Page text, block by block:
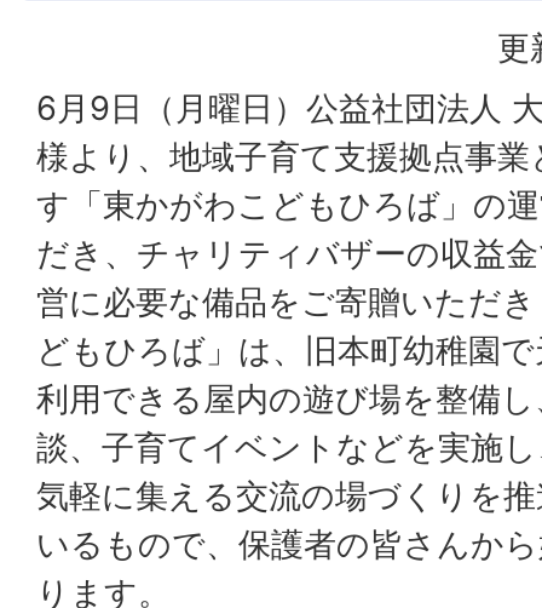
更
6月9日（月曜日）公益社団法人
様より、地域子育て支援拠点事
す「東かがわこどもひろば」の
だき、チャリティバザーの収益
営に必要な備品をご寄贈いただ
どもひろば」は、旧本町幼稚園
利用できる屋内の遊び場を整備
談、子育てイベントなどを実施
気軽に集える交流の場づくりを
いるもので、保護者の皆さんか
ります。